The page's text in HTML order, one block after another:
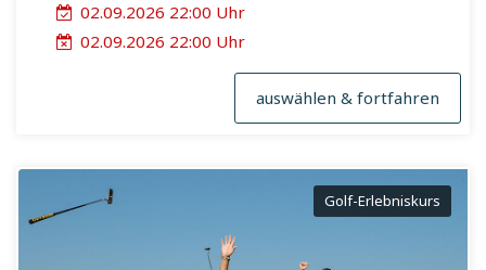
02.09.2026 22:00 Uhr
02.09.2026 22:00 Uhr
auswählen & fortfahren
Golf-Erlebniskurs